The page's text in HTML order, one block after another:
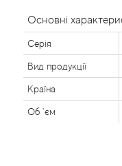
Основні
Серія
Вид продукції
Країна
Об `єм